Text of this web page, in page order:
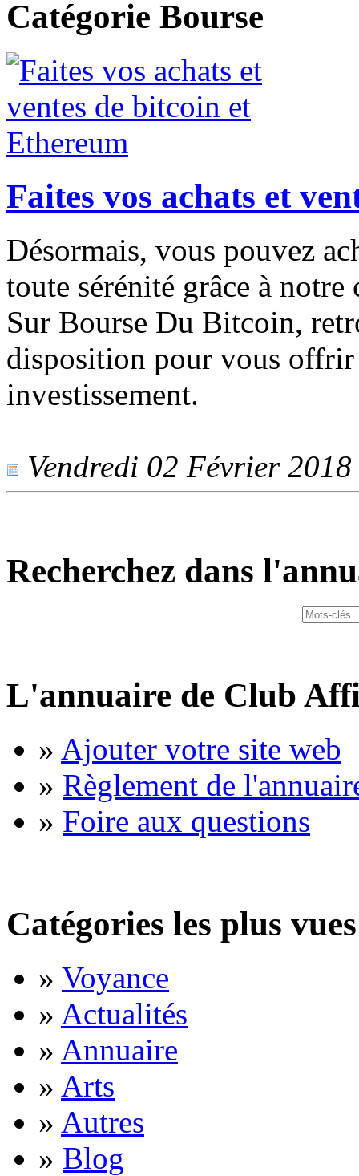
Catégorie Bourse
Faites vos achats et
Désormais, vous pouvez
toute sérénité grâce à notre
Sur Bourse Du Bitcoin,
disposition pour vous
investissement.
Vendredi 02 Février
Recherchez dans
L'annuaire de Club
» Ajouter votre site web
» Règlement de
» Foire aux questions
Catégories les plus vues
» Voyance
» Actualités
» Annuaire
» Arts
» Autres
» Blog